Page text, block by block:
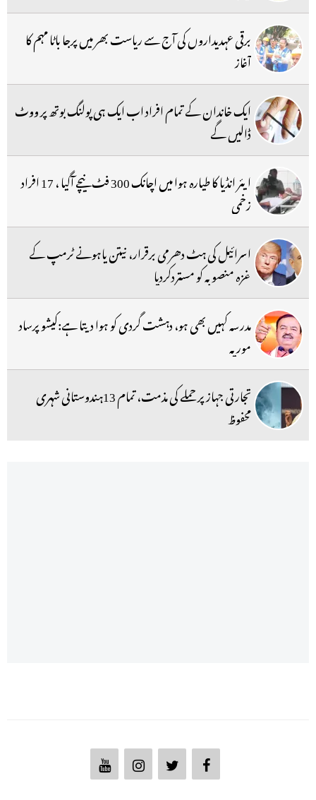
برقی عہدیداروں کی آج سے ریاست بھر میں پرجا باٹا مہم کا
آغاز
ایک خاندان کے تمام افراد اب ایک ہی پولنگ بوتھ پر ووٹ
ڈالیں گے
ایئر انڈیا کا طیارہ ہوا میں اچانک 300 فٹ نیچے آگیا ، 17 افراد
زخمی
اسرائیل کی ہٹ دھرمی برقرار، نیتن یاہونے ٹرمپ کے
غزہ منصوبہ کو مستردکردیا
مدرسہ کہیں بھی ہو، دہشت گردی کو ہوا دیتا ہے:کیشو پرساد
موریہ
تجارتی جہاز پر حملے کی مذمت، تمام 13ہندوستانی شہری
محفوظ